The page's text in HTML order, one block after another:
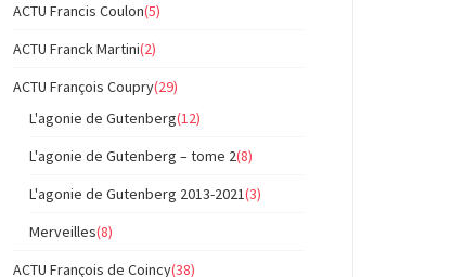
ACTU Francis Coulon(5)
ACTU Franck Martini(2)
ACTU François Coupry(29)
L'agonie de Gutenberg(12)
L'agonie de Gutenberg – tome 2(8)
L'agonie de Gutenberg 2013-2021(3)
Merveilles(8)
ACTU François de Coincy(38)